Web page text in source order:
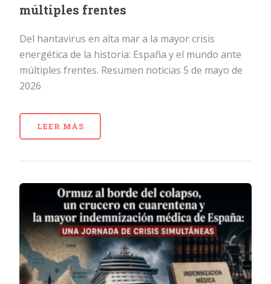
múltiples frentes
Del hantavirus en alta mar a la mayor crisis
energética de la historia: España y el mundo ante
múltiples frentes. Resumen noticias 5 de mayo de
2026
LEER MÁS